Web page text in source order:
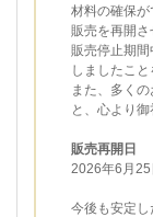
材料の確保
販売を再開さ
販売停止期
しましたこと
また、多く
と、心より御
販売再開日
2026年6月25
今後も安定